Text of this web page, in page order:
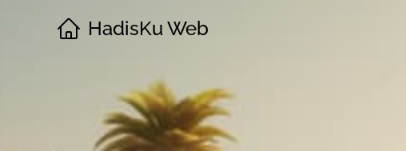
HadisKu Web
Tentang